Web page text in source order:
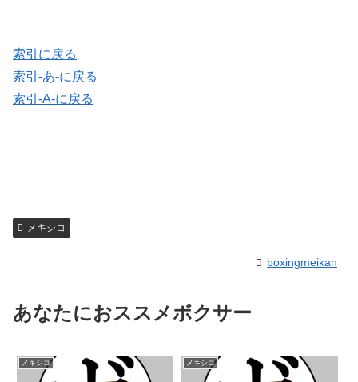
索引に戻る
索引-あ-に戻る
索引-A-に戻る
メキシコ
boxingmeikan
あなたにおススメボクサー
メキシコ メキシコ